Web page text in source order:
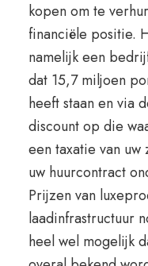
kopen om te
financiële positie.
namelijk een
dat 15,7 miljoen
heeft staan en via
discount op die
een taxatie van
uw huurcontract
Prijzen van
laadinfrastructuur
heel wel mogelijk